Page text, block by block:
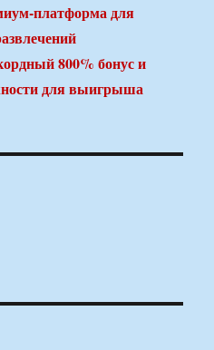
платформа для
800% бонус и
для выигрыша